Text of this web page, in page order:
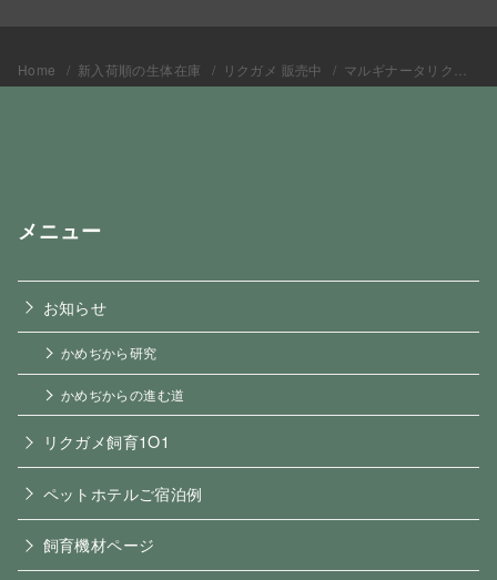
Home 新入荷順の生体在庫 リクガメ 販売中 マルギナータリクガメEUCB2009 デルポイ♂ SOLD OUT
メニュー
お知らせ
かめぢから研究
かめぢからの進む道
リクガメ飼育1O1
ペットホテルご宿泊例
飼育機材ページ